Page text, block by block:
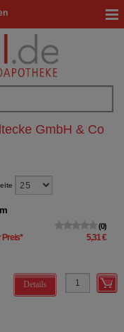
GmbH & Co
0
Preis* 5,31 €
Details